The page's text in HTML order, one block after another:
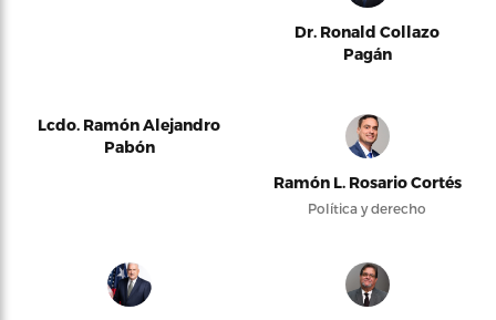
Dr. Ronald Collazo
Pagán
Lcdo. Ramón Alejandro
Pabón
Ramón L. Rosario Cortés
Política y derecho